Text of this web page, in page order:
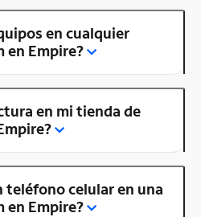
en cualquier
en Empire?
en mi tienda de
teléfono celular en una
en Empire?